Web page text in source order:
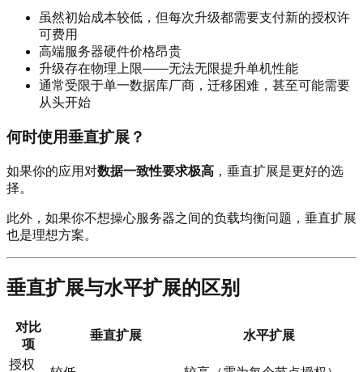
虽然初始成本较低，但每次升级都需要支付新的授权许
可费用
高端服务器硬件价格昂贵
升级存在物理上限——无法无限提升单机性能
通常受限于单一数据库厂商，迁移困难，甚至可能需要
从头开始
何时使用垂直扩展？
如果你的应用对数据一致性要求极高 ，垂直扩展是更好的选
择。
此外，如果你不想操心服务器之间的负载均衡问题，垂直扩展
也是理想方案。
垂直扩展与水平扩展的区别
对比
项
垂直扩展 水平扩展
授权